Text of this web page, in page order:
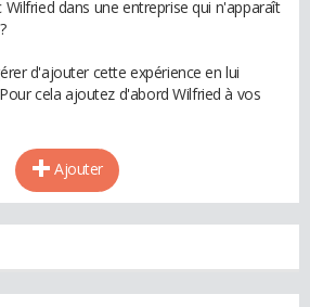
Wilfried dans une entreprise qui n'apparaît
d'ajouter cette expérience en lui
cela ajoutez d'abord Wilfried à vos
Ajouter